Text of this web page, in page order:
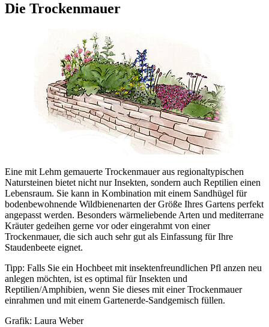
Die Trockenmauer
Eine mit Lehm gemauerte Trockenmauer aus regionaltypischen
Natursteinen bietet nicht nur Insekten, sondern auch Reptilien einen
Lebensraum. Sie kann in Kombination mit einem Sandhügel für
bodenbewohnende Wildbienenarten der Größe Ihres Gartens perfekt
angepasst werden. Besonders wärmeliebende Arten und mediterrane
Kräuter gedeihen gerne vor oder eingerahmt von einer
Trockenmauer, die sich auch sehr gut als Einfassung für Ihre
Staudenbeete eignet.
Tipp: Falls Sie ein Hochbeet mit insektenfreundlichen Pfl anzen neu
anlegen möchten, ist es optimal für Insekten und
Reptilien/Amphibien, wenn Sie dieses mit einer Trockenmauer
einrahmen und mit einem Gartenerde-Sandgemisch füllen.
Grafik: Laura Weber